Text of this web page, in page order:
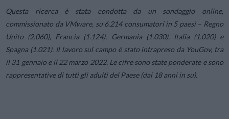
Questa ricerca è stata condotta da un sondaggio online,
commissionato da VMware, su 6.214 consumatori in 5 paesi – Regno
Unito (2.060), Francia (1.124), Germania (1.030), Italia (1.020) e
Spagna (1.021). Il lavoro sul campo è stato intrapreso da YouGov, tra
il 31 gennaio e il 22 marzo 2022. Le cifre sono state ponderate e sono
rappresentative di tutti gli adulti del Paese (dai 18 anni in su).